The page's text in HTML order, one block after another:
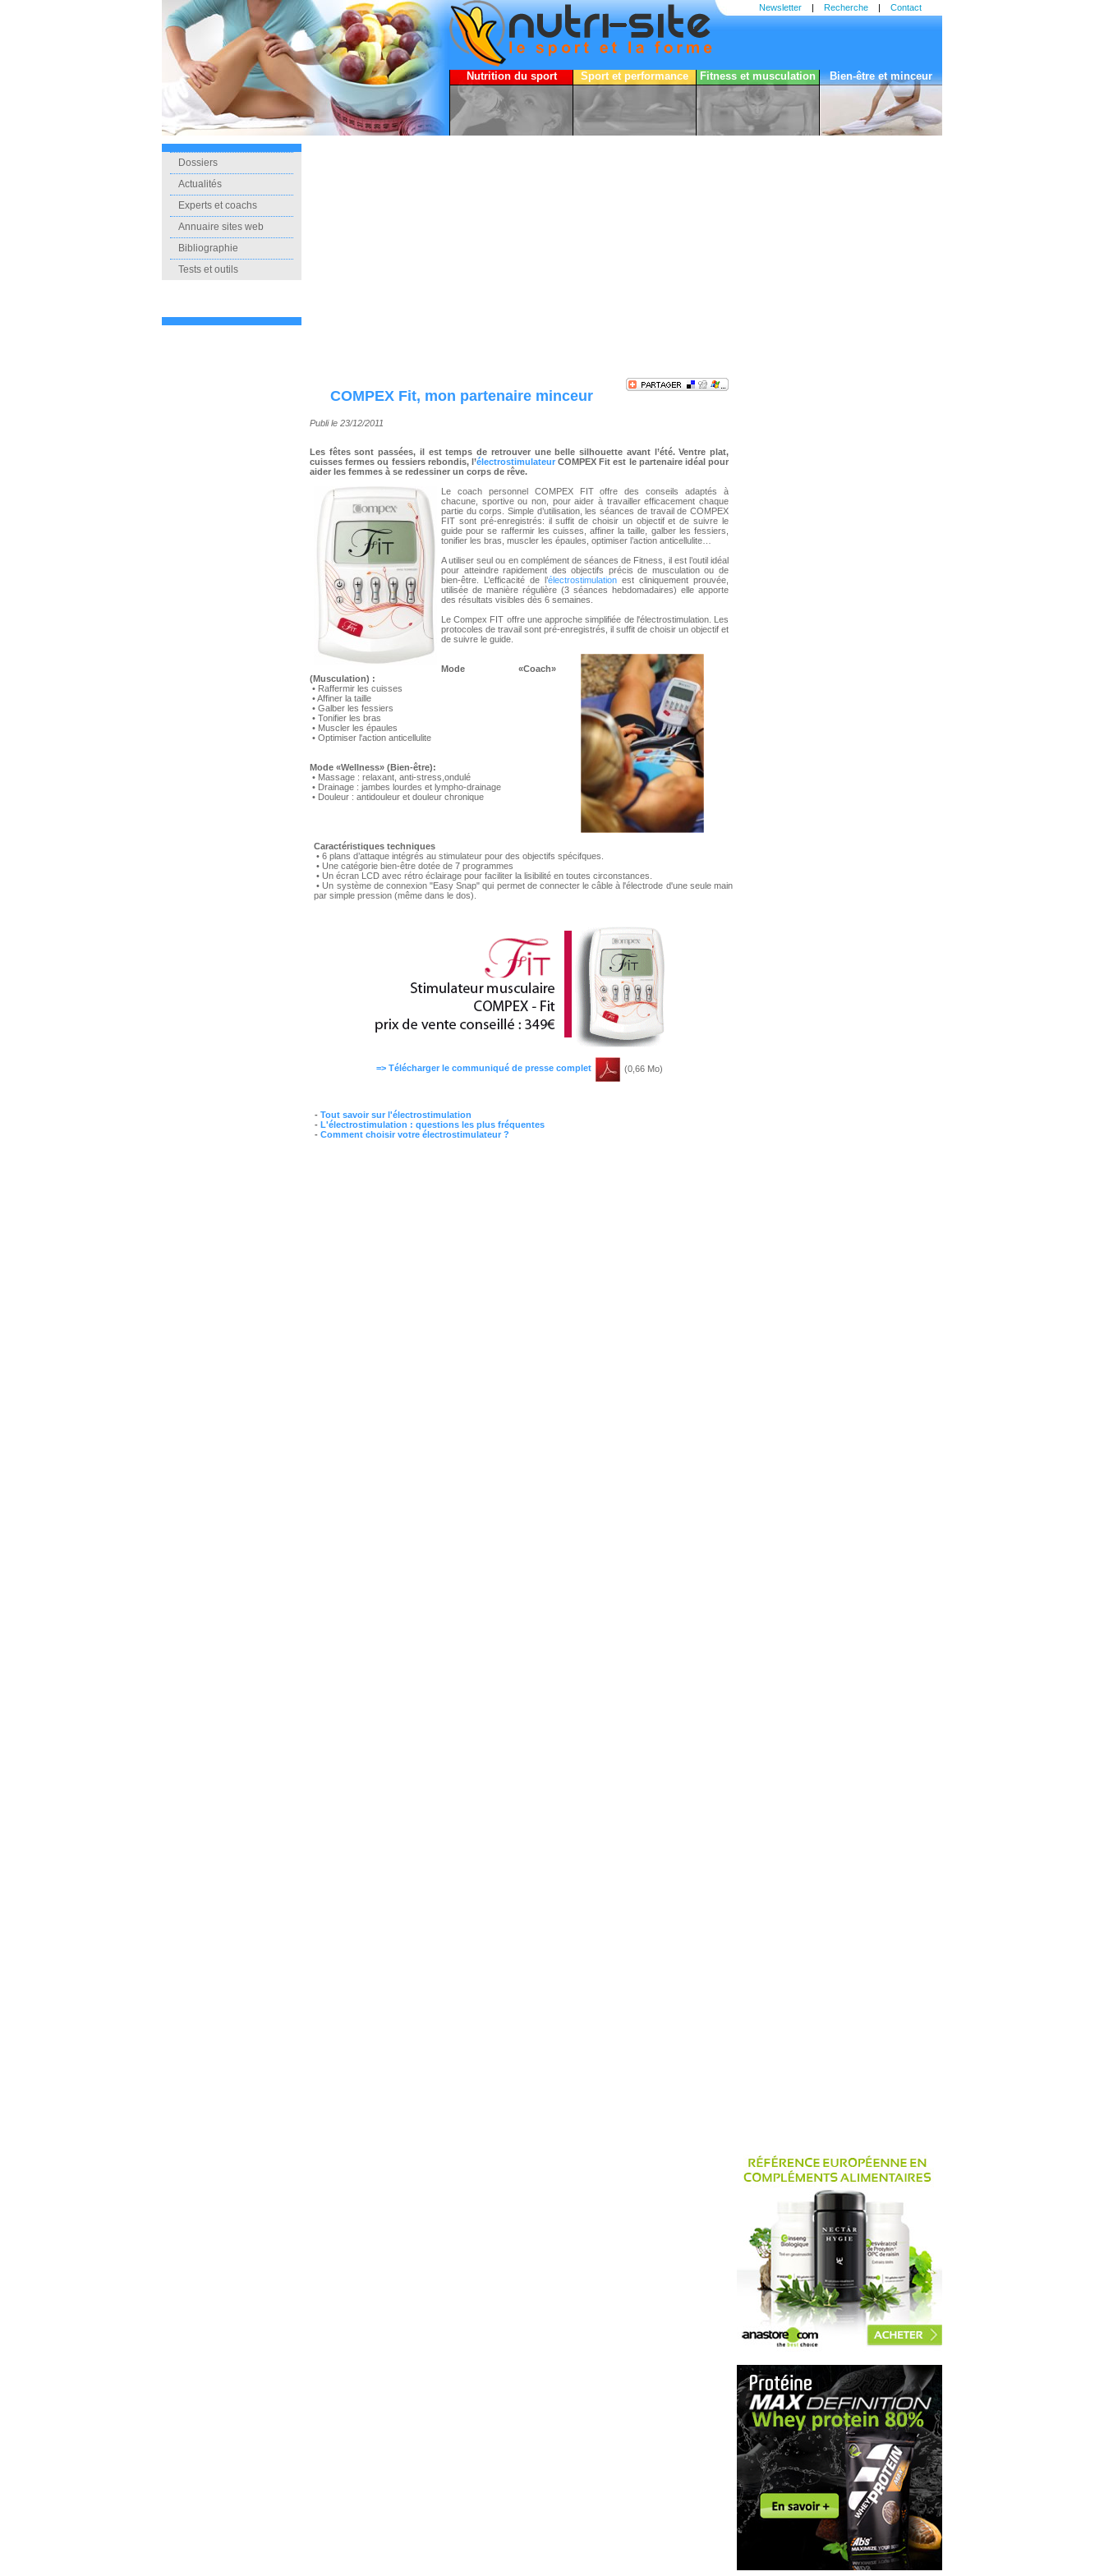
Newsletter | Recherche | Contact
Nutrition du sport Sport et performance Fitness et musculation Bien-être et minceur
Dossiers
Actualités
Experts et coachs
Annuaire sites web
Bibliographie
Tests et outils
COMPEX Fit, mon partenaire minceur
Publi le 23/12/2011
Les fêtes sont passées, il est temps de retrouver une belle silhouette avant l’été. Ventre plat,
cuisses fermes ou fessiers rebondis, l’électrostimulateurCOMPEX Fit est le partenaire idéal pour
aider les femmes à se redessiner un corps de rêve.
Le coach personnel COMPEX FIT offre des conseils adaptés à
chacune, sportive ou non, pour aider à travailler efficacement chaque
partie du corps. Simple d’utilisation, les séances de travail de COMPEX
FIT sont pré-enregistrés: il suffit de choisir un objectif et de suivre le
guide pour se raffermir les cuisses, affiner la taille, galber les fessiers,
tonifier les bras, muscler les épaules, optimiser l’action anticellulite…
A utiliser seul ou en complément de séances de Fitness, il est l’outil idéal
pour atteindre rapidement des objectifs précis de musculation ou de
bien-être. L’efficacité de l’électrostimulation est cliniquement prouvée,
utilisée de manière régulière (3 séances hebdomadaires) elle apporte
des résultats visibles dès 6 semaines.
Le Compex FIT offre une approche simplifiée de l'électrostimulation. Les
protocoles de travail sont pré-enregistrés, il suffit de choisir un objectif et
de suivre le guide.
Mode «Coach»
(Musculation) :
• Raffermir les cuisses
• Affiner la taille
• Galber les fessiers
• Tonifier les bras
• Muscler les épaules
• Optimiser l'action anticellulite
Mode «Wellness» (Bien-être):
• Massage : relaxant, anti-stress,ondulé
• Drainage : jambes lourdes et lympho-drainage
• Douleur : antidouleur et douleur chronique
Caractéristiques techniques
• 6 plans d’attaque intégrés au stimulateur pour des objectifs spécifques.
• Une catégorie bien-être dotée de 7 programmes
• Un écran LCD avec rétro éclairage pour faciliter la lisibilité en toutes circonstances.
• Un système de connexion "Easy Snap" qui permet de connecter le câble à l'électrode d'une seule main
par simple pression (même dans le dos).
=> Télécharger le communiqué de presse complet (0,66 Mo)
- Tout savoir sur l'électrostimulation
- L'électrostimulation : questions les plus fréquentes
- Comment choisir votre électrostimulateur ?